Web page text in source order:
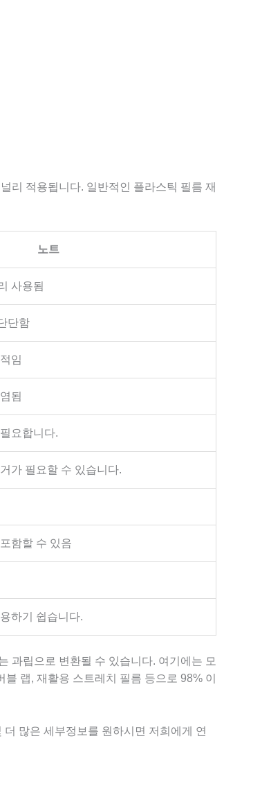
리 적용됩니다. 일반적인 플라스틱 필름 재
노트
사용됨
단함
임
됨
요합니다.
가 필요할 수 있습니다.
함할 수 있음
하기 쉽습니다.
과립으로 변환될 수 있습니다. 여기에는 모
랩, 재활용 스트레치 필름 등으로 98% 이
많은 세부정보를 원하시면 저희에게 연